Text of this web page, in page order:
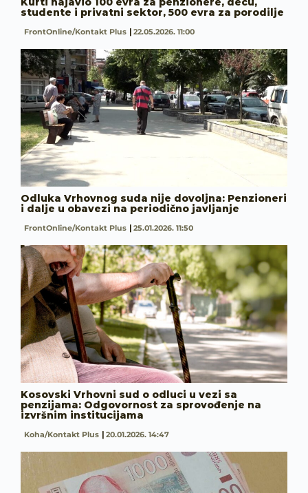
studente i privatni sektor, 500 evra za porodilje
FrontOnline/Kontakt Plus 22.05.2026. 11:00
Odluka Vrhovnog suda nije dovoljna: Penzioneri
i dalje u obavezi na periodično javljanje
FrontOnline/Kontakt Plus 25.01.2026. 11:50
Kosovski Vrhovni sud o odluci u vezi sa
penzijama: Odgovornost za sprovođenje na
izvršnim institucijama
Koha/Kontakt Plus 20.01.2026. 14:47